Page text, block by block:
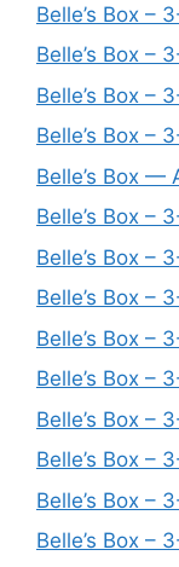
Belle’s Box –
Belle’s Box –
Belle’s Box –
Belle’s Box –
Belle’s Box —
Belle’s Box –
Belle’s Box –
Belle’s Box –
Belle’s Box –
Belle’s Box –
Belle’s Box –
Belle’s Box –
Belle’s Box –
Belle’s Box –